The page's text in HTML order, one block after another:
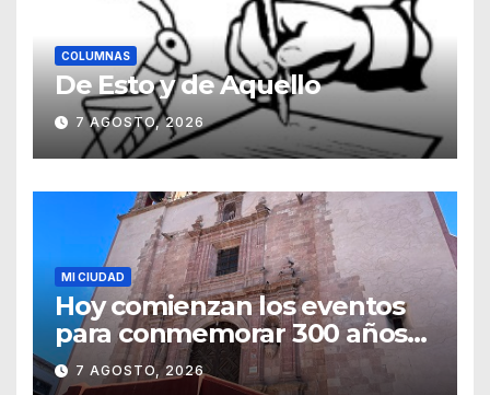
COLUMNAS
De Esto y de Aquello
7 AGOSTO, 2026
MI CIUDAD
Hoy comienzan los eventos
para conmemorar 300 años
del templo de San Roque
7 AGOSTO, 2026